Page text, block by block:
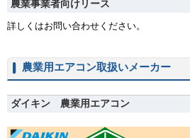
農業事業者向けリース
詳しくはお問い合わせください。
農業用エアコン取扱いメーカー
ダイキン 農業用エアコン